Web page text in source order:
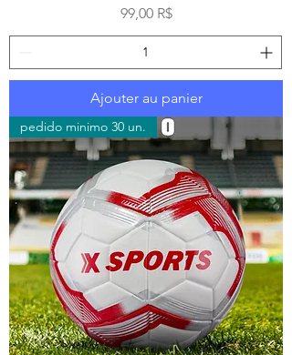
Prix
99,00 R$
Ajouter au panier
pedido minimo 30 un.